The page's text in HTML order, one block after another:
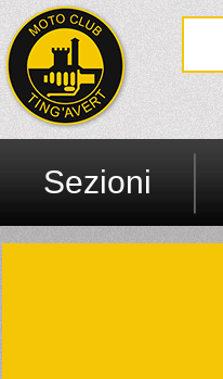
Sezioni